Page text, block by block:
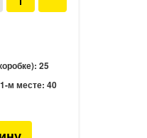
25
м месте: 40